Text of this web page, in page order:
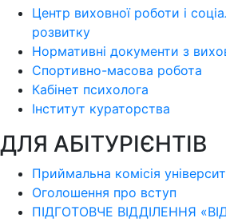
Центр виховної роботи і
розвитку
Нормативні документи з
Спортивно-масова робота
Кабінет психолога
Інститут кураторства
ДЛЯ АБІТУРІЄНТІВ
Приймальна комісія
Оголошення про вступ
ПІДГОТОВЧЕ ВІДДІЛЕННЯ